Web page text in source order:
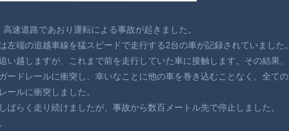
速道路であおり運転による事故が起きました。
左端の追越車線を猛スピードで走行する2台の車が記録されていました。
い越しますが、これまで前を走行していた車に接触します。その結果、
ードレールに衝突し、幸いなことに他の車を巻き込むことなく、全ての
ールに衝突しました。
ばらく走り続けましたが、事故から数百メートル先で停止しました。